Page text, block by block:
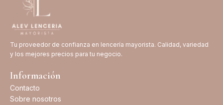
Tu proveedor de confianza en lencería mayorista. Calidad, variedad
y los mejores precios para tu negocio.
Información
Contacto
Sobre nosotros